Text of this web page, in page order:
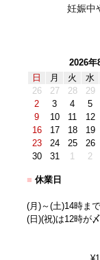
妊娠中
2026年
日
月 火 水
26
27 28 29
2
3 4 5
9
10 11 12
16
17 18 19
23
24 25 26
30
31 1 2
■ 休業日
(月)～(土)14時ま
(日)(祝)は12時が